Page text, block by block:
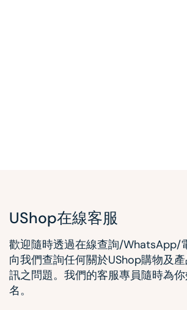
UShop在線客服
歡迎隨時透過在線查詢/WhatsApp/
向我們查詢任何關於UShop購物及
訊之問題。我們的客服專員隨時為
名。